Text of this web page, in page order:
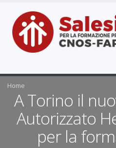
Home
A Torino il
Autorizzato
per la